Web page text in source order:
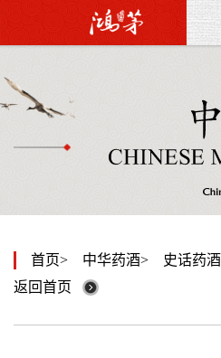
首页 中华药酒
史话药酒
返回首页